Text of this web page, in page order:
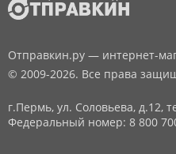
Отправкин.ру — интернет-
© 2009-2026. Все права
г.Пермь, ул. Соловьева, д.12,
Федеральный номер: 8 800